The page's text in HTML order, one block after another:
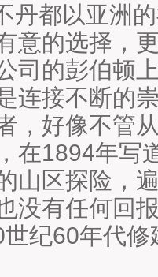
丹都以亚洲
意的选择，
司的彭伯顿
连接不断的
，好像不管
在1894年写
山区探险，
没有任何回
纪60年代